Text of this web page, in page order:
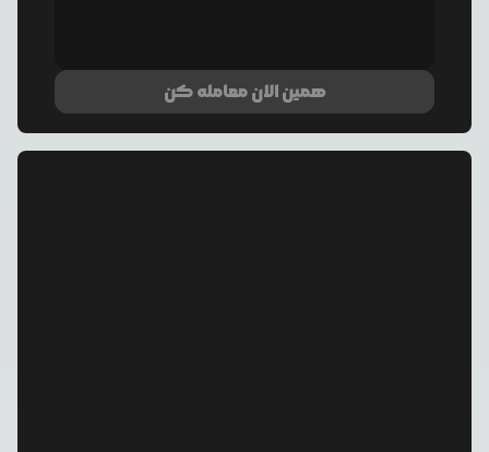
همین الان معامله کن